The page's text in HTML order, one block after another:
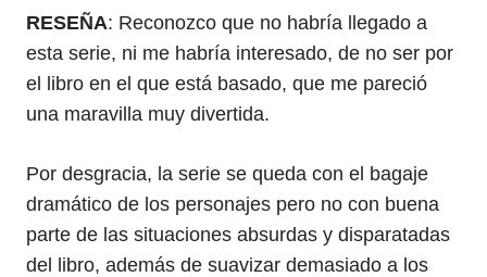
RESEÑA: Reconozco que no habría llegado a
esta serie, ni me habría interesado, de no ser por
el libro en el que está basado, que me pareció
una maravilla muy divertida.
Por desgracia, la serie se queda con el bagaje
dramático de los personajes pero no con buena
parte de las situaciones absurdas y disparatadas
del libro, además de suavizar demasiado a los